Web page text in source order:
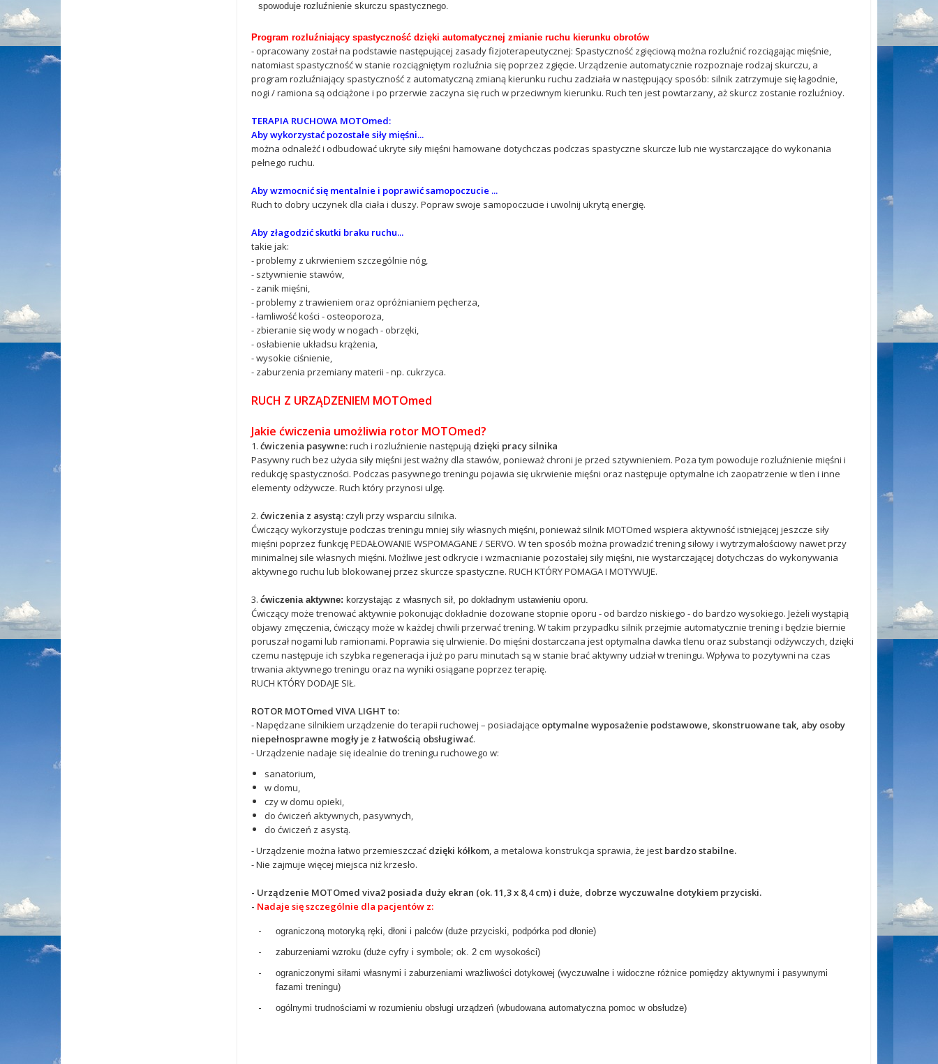
spowoduje rozluźnienie skurczu spastycznego.
Program rozluźniający spastyczność dzięki automatycznej zmianie ruchu kierunku obrotów
- opracowany został na podstawie następującej zasady fizjoterapeutycznej: Spastyczność zgięciową można rozluźnić rozciągając mięśnie,
natomiast spastyczność w stanie rozciągniętym rozluźnia się poprzez zgięcie. Urządzenie automatycznie rozpoznaje rodzaj skurczu, a
program rozluźniający spastyczność z automatyczną zmianą kierunku ruchu zadziała w następujący sposób: silnik zatrzymuje się łagodnie,
nogi / ramiona są odciążone i po przerwie zaczyna się ruch w przeciwnym kierunku. Ruch ten jest powtarzany, aż skurcz zostanie rozluźnioy.
TERAPIA RUCHOWA MOTOmed:
Aby wykorzystać pozostałe siły mięśni...
można odnależć i odbudować ukryte siły mięśni hamowane dotychczas podczas spastyczne skurcze lub nie wystarczające do wykonania
pełnego ruchu.
Aby wzmocnić się mentalnie i poprawić samopoczucie ...
Ruch to dobry uczynek dla ciała i duszy. Popraw swoje samopoczucie i uwolnij ukrytą energię.
Aby złagodzić skutki braku ruchu...
takie jak:
- problemy z ukrwieniem szczególnie nóg,
- sztywnienie stawów,
- zanik mięśni,
- problemy z trawieniem oraz opróżnianiem pęcherza,
- łamliwość kości - osteoporoza,
- zbieranie się wody w nogach - obrzęki,
- osłabienie układsu krążenia,
- wysokie ciśnienie,
- zaburzenia przemiany materii - np. cukrzyca.
RUCH Z URZĄDZENIEM MOTOmed
Jakie ćwiczenia umożliwia rotor MOTOmed?
1. ćwiczenia pasywne:ruch i rozluźnienie następują dzięki pracy silnika
Pasywny ruch bez użycia siły mięśni jest ważny dla stawów, ponieważ chroni je przed sztywnieniem. Poza tym powoduje rozluźnienie mięśni i
redukcję spastyczności. Podczas pasywnego treningu pojawia się ukrwienie mięśni oraz następuje optymalne ich zaopatrzenie w tlen i inne
elementy odżywcze. Ruch który przynosi ulgę.
2. ćwiczenia z asystą:czyli przy wsparciu silnika.
Ćwiczący wykorzystuje podczas treningu mniej siły własnych mięśni, ponieważ silnik MOTOmed wspiera aktywność istniejącej jeszcze siły
mięśni poprzez funkcję PEDAŁOWANIE WSPOMAGANE / SERVO. W ten sposób można prowadzić trening siłowy i wytrzymałościowy nawet przy
minimalnej sile własnych mięśni. Możliwe jest odkrycie i wzmacnianie pozostałej siły mięśni, nie wystarczającej dotychczas do wykonywania
aktywnego ruchu lub blokowanej przez skurcze spastyczne. RUCH KTÓRY POMAGA I MOTYWUJE.
3. ćwiczenia aktywne: korzystając z własnych sił, po dokładnym ustawieniu oporu.
Ćwiczący może trenować aktywnie pokonując dokładnie dozowane stopnie oporu - od bardzo niskiego - do bardzo wysokiego. Jeżeli wystąpią
objawy zmęczenia, ćwiczący może w każdej chwili przerwać trening. W takim przypadku silnik przejmie automatycznie trening i będzie biernie
poruszał nogami lub ramionami. Poprawia się ulrwienie. Do mięśni dostarczana jest optymalna dawka tlenu oraz substancji odżywczych, dzięki
czemu następuje ich szybka regeneracja i już po paru minutach są w stanie brać aktywny udział w treningu. Wpływa to pozytywni na czas
trwania aktywnego treningu oraz na wyniki osiągane poprzez terapię.
RUCH KTÓRY DODAJE SIŁ.
ROTOR MOTOmed VIVA LIGHT to:
- Napędzane silnikiem urządzenie do terapii ruchowej – posiadające optymalne wyposażenie podstawowe, skonstruowane tak, aby osoby
niepełnosprawne mogły je z łatwością obsługiwać.
- Urządzenie nadaje się idealnie do treningu ruchowego w:
sanatorium,
w domu,
czy w domu opieki,
do ćwiczeń aktywnych, pasywnych,
do ćwiczeń z asystą.
- Urządzenie można łatwo przemieszczać dzięki kółkom, a metalowa konstrukcja sprawia, że jest bardzo stabilne.
- Nie zajmuje więcej miejsca niż krzesło.
- Urządzenie MOTOmed viva2 posiada duży ekran (ok. 11,3 x 8,4 cm) i duże, dobrze wyczuwalne dotykiem przyciski.
- Nadaje się szczególnie dla pacjentów z:
- ograniczoną motoryką ręki, dłoni i palców (duże przyciski, podpórka pod dłonie)
- zaburzeniami wzroku (duże cyfry i symbole; ok. 2 cm wysokości)
-
ograniczonymi siłami własnymi i zaburzeniami wrażliwości dotykowej (wyczuwalne i widoczne różnice pomiędzy aktywnymi i pasywnymi
fazami treningu)
- ogólnymi trudnościami w rozumieniu obsługi urządzeń (wbudowana automatyczna pomoc w obsłudze)